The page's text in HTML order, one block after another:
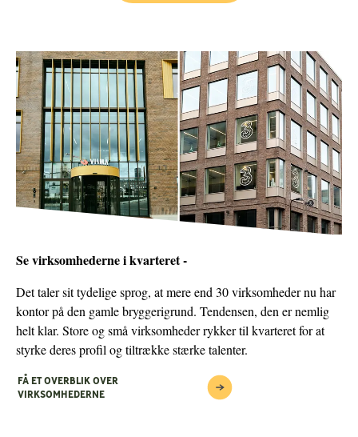
Email
Tlf.
Ja tak, Udviklingsselskabet Carlsberg Byen P/S må kontakte
mig med informationer relateret til erhverv i Carlsberg Byen
dig at blive kontaktet ved at skrive til
erhverv@carlsbergbyen.dk. Vi beskytter dine
personoplysninger. Læs mereher.
Se virksomhederne i kvarteret -
Det taler sit tydelige sprog, at mere end 30 virksomheder nu har
kontor på den gamle bryggerigrund. Tendensen, den er nemlig
helt klar. Store og små virksomheder rykker til kvarteret for at
styrke deres profil og tiltrække stærke talenter.
FÅ ET OVERBLIK OVER
VIRKSOMHEDERNE